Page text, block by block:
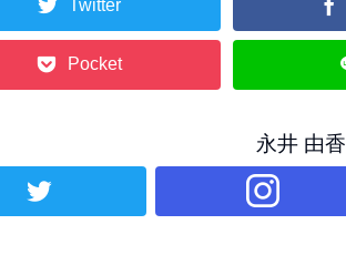
Twitter
Pocket
永井 由